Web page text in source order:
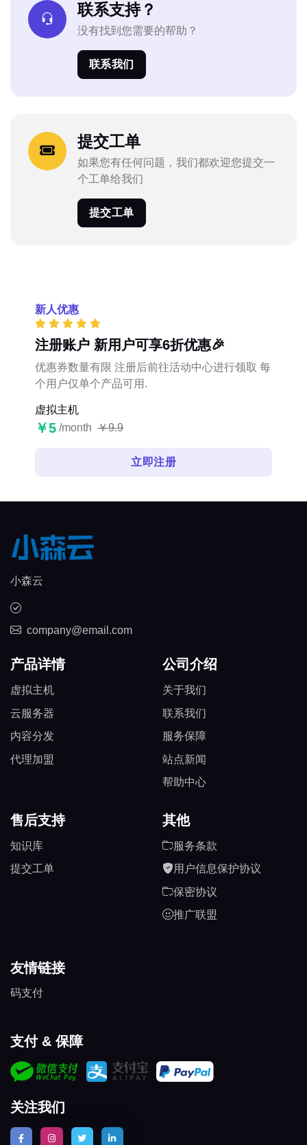
联系支持？
没有找到您需要的帮助？
联系我们
提交工单
如果您有任何问题，我们都欢迎您提交一
个工单给我们
提交工单
新人优惠
注册账户 新用户可享6折优惠🎉
优惠券数量有限 注册后前往活动中心进行领取 每
个用户仅单个产品可用.
虚拟主机
￥5 /month ￥9.9
立即注册
小森云
company@email.com
产品详情
虚拟主机
云服务器
内容分发
代理加盟
公司介绍
关于我们
联系我们
服务保障
站点新闻
帮助中心
售后支持
知识库
提交工单
其他
服务条款
用户信息保护协议
保密协议
推广联盟
友情链接
码支付
支付 & 保障
关注我们